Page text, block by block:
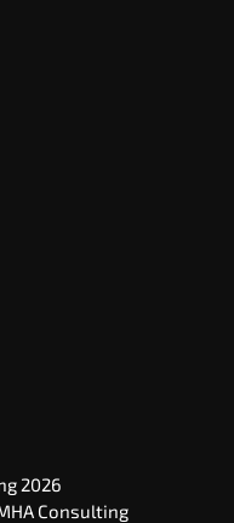
2026
Consulting